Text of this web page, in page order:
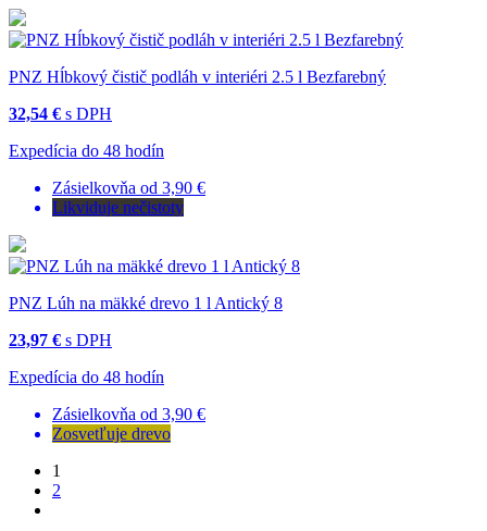
PNZ Hĺbkový čistič podláh v interiéri 2.5 l Bezfarebný
32,54 € s DPH
Expedícia do 48 hodín
Zásielkovňa od 3,90 €
Likviduje nečistoty
PNZ Lúh na mäkké drevo 1 l Antický 8
23,97 € s DPH
Expedícia do 48 hodín
Zásielkovňa od 3,90 €
Zosvetľuje drevo
1
2